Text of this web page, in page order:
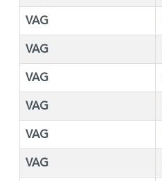
VAG
VAG
VAG
VAG
VAG
VAG